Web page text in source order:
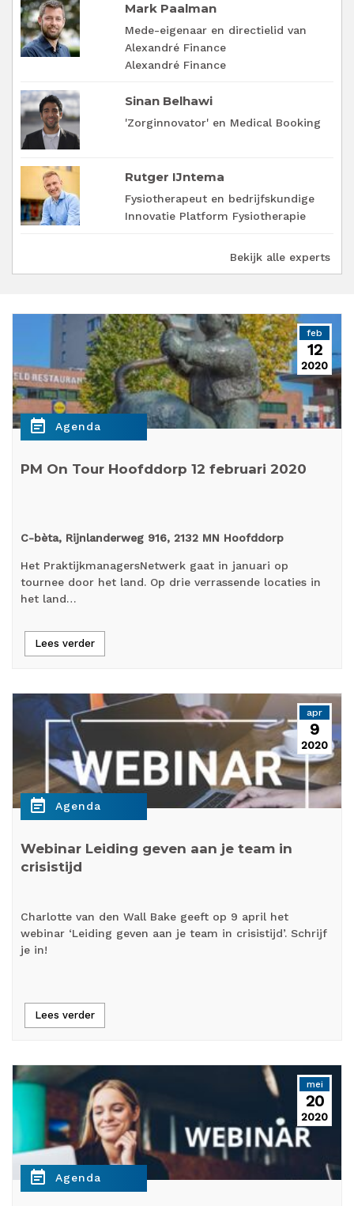
Mark Paalman
Mede-eigenaar en directielid van
Alexandré Finance
Alexandré Finance
Sinan Belhawi
'Zorginnovator' en Medical Booking
Rutger IJntema
Fysiotherapeut en bedrijfskundige
Innovatie Platform Fysiotherapie
Bekijk alle experts
feb
12
2020
event_note Agenda
PM On Tour Hoofddorp 12 februari 2020
C-bèta, Rijnlanderweg 916, 2132 MN Hoofddorp
Het PraktijkmanagersNetwerk gaat in januari op
tournee door het land. Op drie verrassende locaties in
het land…
Lees verder
apr
9
2020
event_note Agenda
Webinar Leiding geven aan je team in
crisistijd
Charlotte van den Wall Bake geeft op 9 april het
webinar ‘Leiding geven aan je team in crisistijd’. Schrijf
je in!
Lees verder
mei
20
2020
event_note Agenda